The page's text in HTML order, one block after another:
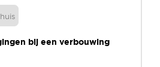
bij een verbouwing